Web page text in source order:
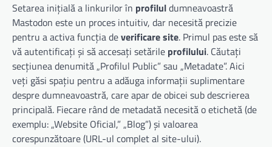
Setarea inițială a linkurilor în profiluldumneavoastră
Mastodon este un proces intuitiv, dar necesită precizie
pentru a activa funcția deverificare site. Primul pas este să
vă autentificați și să accesați setările profilului. Căutați
secțiunea denumită „Profilul Public” sau „Metadate”. Aici
veți găsi spațiu pentru a adăuga informații suplimentare
despre dumneavoastră, care apar de obicei sub descrierea
principală. Fiecare rând de metadată necesită o etichetă (de
exemplu: „Website Oficial,” „Blog”) și valoarea
corespunzătoare (URL-ul complet al site-ului).